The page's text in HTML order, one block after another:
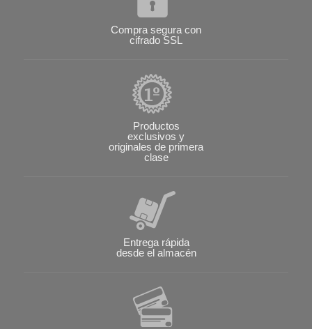
Compra segura con
cifrado SSL
Productos
exclusivos y
originales de primera
clase
Entrega rápida
desde el almacén